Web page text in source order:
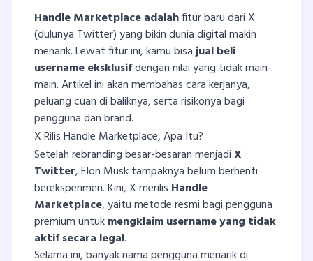
Handle Marketplace adalahfitur baru dari X
(dulunya Twitter) yang bikin dunia digital makin
menarik. Lewat fitur ini, kamu bisajual beli
username eksklusifdengan nilai yang tidak main-
main. Artikel ini akan membahas cara kerjanya,
peluang cuan di baliknya, serta risikonya bagi
pengguna dan brand.
X Rilis Handle Marketplace, Apa Itu?
Setelah rebranding besar-besaran menjadiX
Twitter, Elon Musk tampaknya belum berhenti
bereksperimen. Kini, X merilis Handle
Marketplace, yaitu metode resmi bagi pengguna
premium untukmengklaim username yang tidak
aktif secara legal.
Selama ini, banyak nama pengguna menarik di